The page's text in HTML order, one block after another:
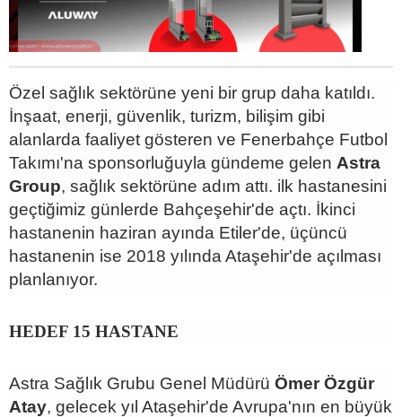
Özel sağlık sektörüne yeni bir grup daha katıldı.
İnşaat, enerji, güvenlik, turizm, bilişim gibi
alanlarda faaliyet gösteren ve Fenerbahçe Futbol
Takımı'na sponsorluğuyla gündeme gelen Astra
Group, sağlık sektörüne adım attı. ilk hastanesini
geçtiğimiz günlerde Bahçeşehir'de açtı. İkinci
hastanenin haziran ayında Etiler'de, üçüncü
hastanenin ise 2018 yılında Ataşehir'de açılması
planlanıyor.
HEDEF 15 HASTANE
Astra Sağlık Grubu Genel Müdürü Ömer Özgür
Atay, gelecek yıl Ataşehir'de Avrupa'nın en büyük